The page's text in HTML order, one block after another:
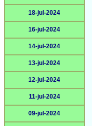
18-jul-2024
16-jul-2024
14-jul-2024
13-jul-2024
12-jul-2024
11-jul-2024
09-jul-2024